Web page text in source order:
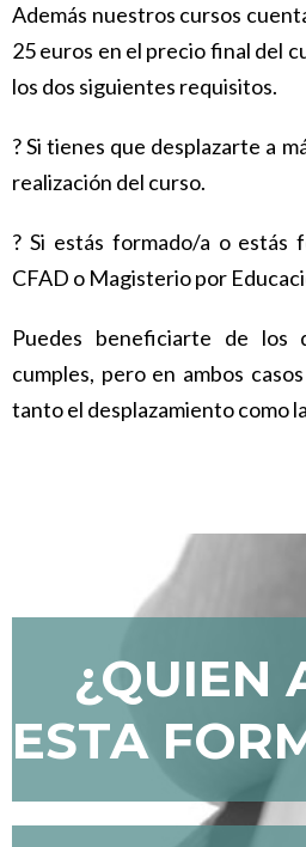
Además nuestros cursos
25 euros en el precio final del
los dos siguientes requisitos.
? Si tienes que desplazarte a
realización del curso.
? Si estás formado/a o estás
CFAD o Magisterio por
Puedes beneficiarte de los
cumples, pero en ambos
tanto el desplazamiento como
¿QUIEN
ESTA